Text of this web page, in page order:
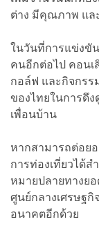
ต่าง มีคุณภาพ แล
ในวันที่การแข่งขั
คนอีกต่อไป คอนเ
กอล์ฟ และกิจกรร
ของไทยในการดึง
เพื่อนบ้าน
หากสามารถต่อย
การท่องเที่ยวได้ส
หมายปลายทางย
ศูนย์กลางเศรษฐกิ
อนาคตอีกด้วย